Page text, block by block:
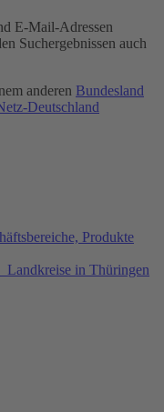
E-Mail-Adressen
Suchergebnissen auch
anderen Bundesland
Deutschland
Produkte
Landkreise in Thüringen